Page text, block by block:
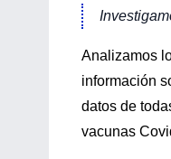
Analizamos
información
datos de
vacunas